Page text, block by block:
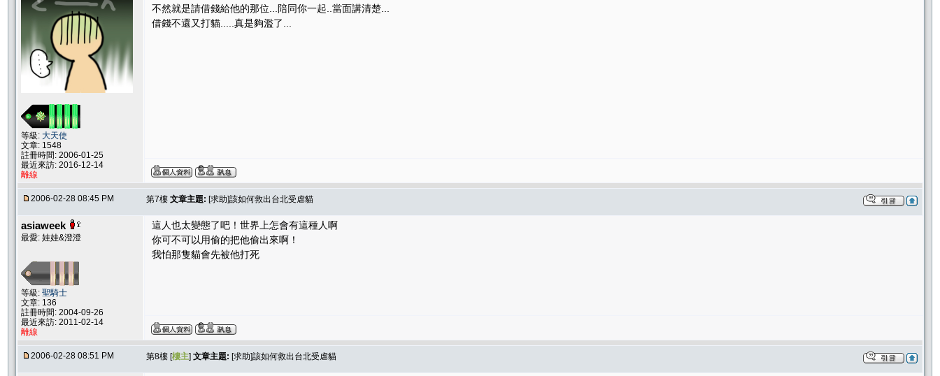
等級: 大天使
文章: 1548
註冊時間: 2006-01-25
最近來訪: 2016-12-14
離線
不然就是請借錢給他的那位...陪同你一起..當面講清楚...
借錢不還又打貓.....真是夠濫了...
2006-02-28 08:45 PM 第7樓 文章主題: [求助]該如何救出台北受虐貓
asiaweek
最愛: 娃娃&澄澄
等級: 聖騎士
文章: 136
註冊時間: 2004-09-26
最近來訪: 2011-02-14
離線
這人也太變態了吧！世界上怎會有這種人啊
你可不可以用偷的把他偷出來啊！
我怕那隻貓會先被他打死
2006-02-28 08:51 PM 第8樓 [樓主] 文章主題: [求助]該如何救出台北受虐貓